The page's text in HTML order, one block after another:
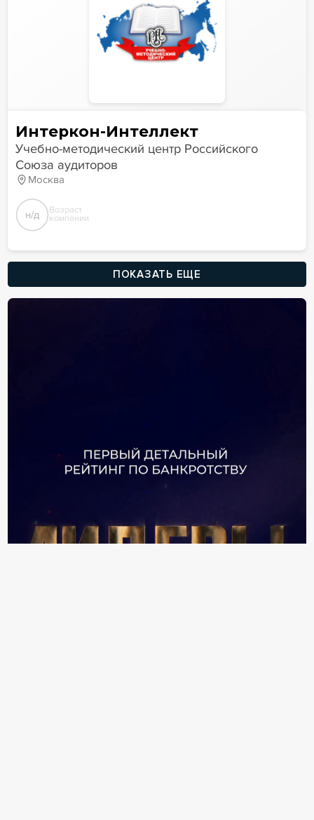
Интеркон-Интеллект
Учебно-методический центр Российского
Союза аудиторов
Москва
н/д Возраст
компании
ПОКАЗАТЬ ЕЩЕ